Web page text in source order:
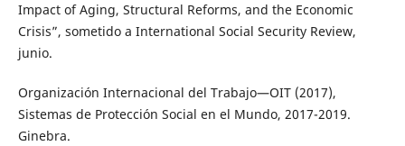
Impact of Aging, Structural Reforms, and the Economic
Crisis”, sometido a International Social Security Review,
junio.
Organización Internacional del Trabajo—OIT (2017),
Sistemas de Protección Social en el Mundo, 2017-2019.
Ginebra.